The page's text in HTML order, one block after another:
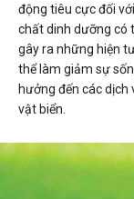
động tiêu cực đối
chất dinh dưỡng có
gây ra những hiện
thể làm giảm sự
hưởng đến các dịch
vật biển.